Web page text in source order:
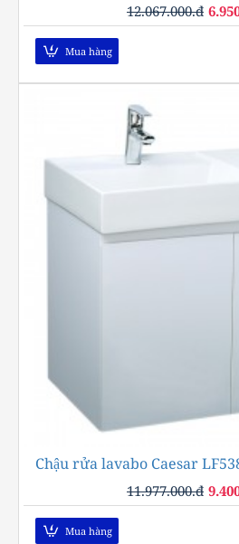
12.067.000.đ
Mua hàng
Chậu rửa lavabo Caesar
11.977.000.đ
Mua hàng